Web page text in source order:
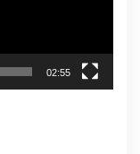
02:55